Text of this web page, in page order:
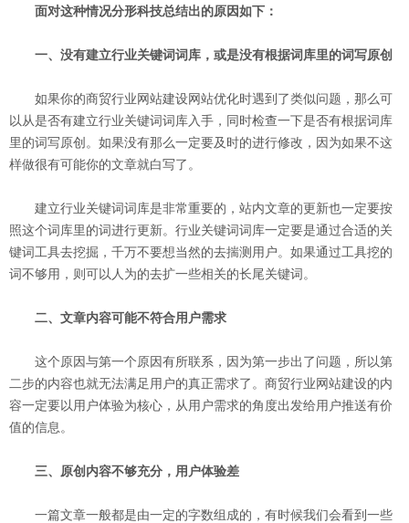
面对这种情况分形科技总结出的原因如下：
一、没有建立行业关键词词库，或是没有根据词库里的词写原创
如果你的商贸行业网站建设网站优化时遇到了类似问题，那么可
以从是否有建立行业关键词词库入手，同时检查一下是否有根据词库
里的词写原创。如果没有那么一定要及时的进行修改，因为如果不这
样做很有可能你的文章就白写了。
建立行业关键词词库是非常重要的，站内文章的更新也一定要按
照这个词库里的词进行更新。行业关键词词库一定要是通过合适的关
键词工具去挖掘，千万不要想当然的去揣测用户。如果通过工具挖的
词不够用，则可以人为的去扩一些相关的长尾关键词。
二、文章内容可能不符合用户需求
这个原因与第一个原因有所联系，因为第一步出了问题，所以第
二步的内容也就无法满足用户的真正需求了。商贸行业网站建设的内
容一定要以用户体验为核心，从用户需求的角度出发给用户推送有价
值的信息。
三、原创内容不够充分，用户体验差
一篇文章一般都是由一定的字数组成的，有时候我们会看到一些